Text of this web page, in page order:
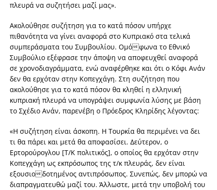
πλευρά να συζητήσει μαζί μας».
Ακολούθησε συζήτηση για το κατά πόσον υπήρχε
πιθανότητα να γίνει αναφορά στο Κυπριακό στα τελικά
συμπεράσματα του Συμβουλίου. Ομόφωνα το Εθνικό
Συμβούλιο εξέφρασε την άποψη να αποφευχθεί αναφορά
σε χρονοδιαγράμματα, ενώ αναφέρθηκε και ότι ο Κόφι Ανάν
δεν θα ερχόταν στην Κοπεγχάγη. Στη συζήτηση που
ακολούθησε για το κατά πόσον θα κληθεί η ελληνική
κυπριακή πλευρά να υπογράψει συμφωνία λύσης με βάση
το Σχέδιο Ανάν, παρενέβη ο Πρόεδρος Κληρίδης λέγοντας:
«Η συζήτηση είναι άσκοπη. Η Τουρκία θα περιμένει να δει
τι θα πάρει και μετά θα αποφασίσει. Δεύτερον, ο
Ερτορούρογλου [Τ/Κ πολιτικός], ο οποίος θα ερχόταν στην
Κοπεγχάγη ως εκπρόσωπος της τ/κ πλευράς, δεν είναι
εξουσιοδοτημένος αντιπρόσωπος. Συνεπώς, δεν μπορώ να
διαπραγματευθώ μαζί του. Άλλωστε, μετά την υποβολή του